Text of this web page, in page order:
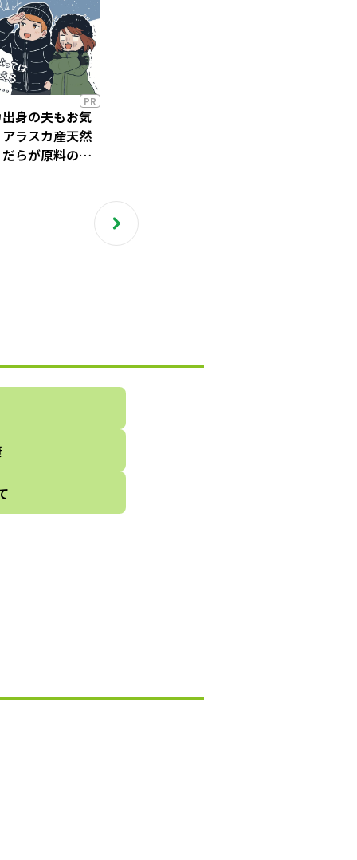
PR
身の夫もお気
ラスカ産天然
らが原料の